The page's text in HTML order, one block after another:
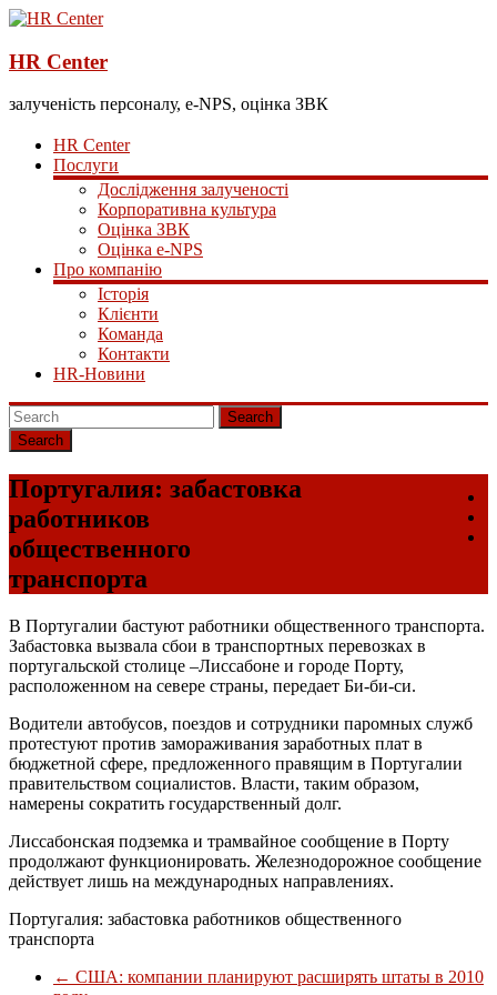
HR Center
залученість персоналу, e-NPS, оцінка ЗВК
HR Center
Послуги
Дослідження залученості
Корпоративна культура
Оцінка ЗВК
Оцінка e-NPS
Про компанію
Історія
Клієнти
Команда
Контакти
HR-Новини
Search
Португалия: забастовка
работников
общественного
транспорта
В Португалии бастуют работники общественного транспорта.
Забастовка вызвала сбои в транспортных перевозках в
португальской столице –Лиссабоне и городе Порту,
расположенном на севере страны, передает Би-би-си.
Водители автобусов, поездов и сотрудники паромных служб
протестуют против замораживания заработных плат в
бюджетной сфере, предложенного правящим в Португалии
правительством социалистов. Власти, таким образом,
намерены сократить государственный долг.
Лиссабонская подземка и трамвайное сообщение в Порту
продолжают функционировать. Железнодорожное сообщение
действует лишь на международных направлениях.
Португалия: забастовка работников общественного
транспорта
← США: компании планируют расширять штаты в 2010